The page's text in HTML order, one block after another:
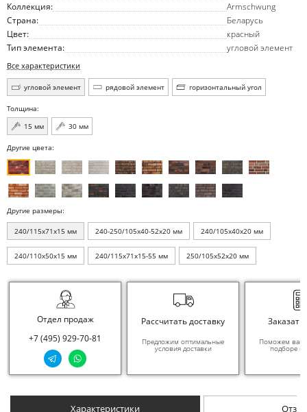
Коллекция:
Armschwung
Страна:
Беларусь
Цвет:
красный
Тип элемента:
угловой элемент
Все характеристики
угловой элемент рядовой элемент горизонтальный угол
Толщина:
15 мм
30 мм
Другие цвета:
Другие размеры:
240/115x71x15 мм 240-250/105x40-52x20 мм 240/105x40x20 мм
240/110x50x15 мм 240/115x71x15-55 мм 250/105x52x20 мм
Отдел продаж
+7 (495) 929-70-81
Рассчитать доставку
Предложим оптимальные
условия доставки
Заказать
Поможем вам
подборе
Характеристики